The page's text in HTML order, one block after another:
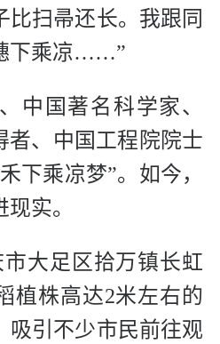
比扫帚还长。我跟同
下乘凉……”
中国著名科学家、
者、中国工程院院士
下乘凉梦”。如今，
实。
大足区拾万镇长虹
植株高达2米左右的
吸引不少市民前往观